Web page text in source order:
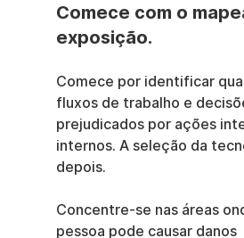
Comece com o
exposição.
Comece por identificar
fluxos de trabalho e
prejudicados por ações
internos. A seleção da
depois.
Concentre-se nas áreas
pessoa pode causar danos